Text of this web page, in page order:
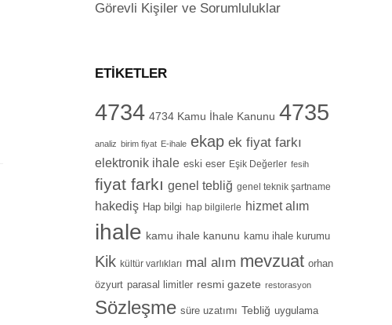
Görevli Kişiler ve Sorumluluklar
ETIKETLER
4734 4734 Kamu İhale Kanunu 4735
analiz birim fiyat E-ihale ekap ek fiyat farkı
elektronik ihale eski eser Eşik Değerler fesih
fiyat farkı genel tebliğ genel teknik şartname
hakediş Hap bilgi hap bilgilerle hizmet alım
ihale kamu ihale kanunu kamu ihale kurumu
Kik kültür varlıkları mal alım mevzuat orhan
özyurt parasal limitler resmi gazete restorasyon
Sözleşme süre uzatımı Tebliğ uygulama